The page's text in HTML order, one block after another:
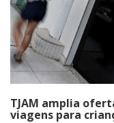
TJAM amplia
viagens para